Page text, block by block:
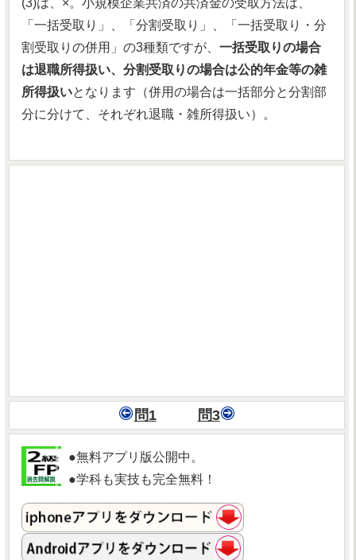
(3)は、×。小規模企業共済の共済金の受取方法は、
「一括受取り」、「分割受取り」、「一括受取り・分
割受取りの併用」の3種類ですが、 一括受取りの場合
は退職所得扱い、分割受取りの場合は公的年金等の雑
所得扱いとなります（併用の場合は一括部分と分割部
分に分けて、それぞれ退職・雑所得扱い）。
問1 問3
●無料アプリ版公開中。
●学科も実技も完全無料！